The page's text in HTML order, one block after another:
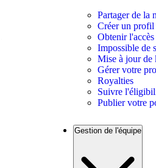
Partager de la
Créer un
Obtenir
Impossible de
Mise à jour de
Gérer votre
Royalties
Suivre
Publier votre
Gestion de l'équipe